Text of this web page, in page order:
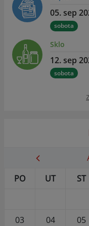
05. sep
sobota
Sklo
12. sep
sobota
PO
UT ST
03
04 05